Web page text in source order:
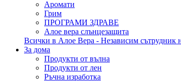
Аромати
Грим
ПРОГРАМИ ЗДРАВЕ
Алое вера слънцезащита
Всички в Алое Вера - Независим сътрудник
За дома
Продукти от вълна
Продукти от лен
Ръчна изработка